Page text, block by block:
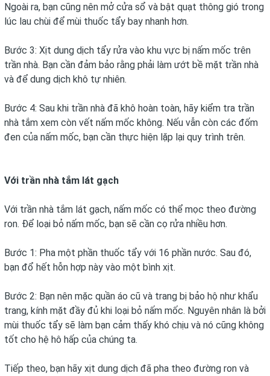
Ngoài ra, bạn cũng nên mở cửa sổ và bật quạt thông gió trong
lúc lau chùi để mùi thuốc tẩy bay nhanh hơn.
Bước 3: Xịt dung dịch tẩy rửa vào khu vực bị nấm mốc trên
trần nhà. Bạn cần đảm bảo rằng phải làm ướt bề mặt trần nhà
và để dung dịch khô tự nhiên.
Bước 4: Sau khi trần nhà đã khô hoàn toàn, hãy kiểm tra trần
nhà tắm xem còn vết nấm mốc không. Nếu vẫn còn các đốm
đen của nấm mốc, bạn cần thực hiện lặp lại quy trình trên.
Với trần nhà tắm lát gạch
Với trần nhà tắm lát gạch, nấm mốc có thể mọc theo đường
ron. Để loại bỏ nấm mốc, bạn sẽ cần cọ rửa nhiều hơn.
Bước 1: Pha một phần thuốc tẩy với 16 phần nước. Sau đó,
bạn đổ hết hỗn hợp này vào một bình xịt.
Bước 2: Bạn nên mặc quần áo cũ và trang bị bảo hộ như khẩu
trang, kính mặt đầy đủ khi loại bỏ nấm mốc. Nguyên nhân là bởi
mùi thuốc tẩy sẽ làm bạn cảm thấy khó chịu và nó cũng không
tốt cho hệ hô hấp của chúng ta.
Tiếp theo, bạn hãy xịt dung dịch đã pha theo đường ron và